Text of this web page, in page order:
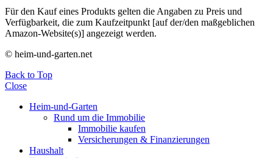
Für den Kauf eines Produkts gelten die Angaben zu Preis und
Verfügbarkeit, die zum Kaufzeitpunkt [auf der/den maßgeblichen
Amazon-Website(s)] angezeigt werden.
© heim-und-garten.net
Back to Top
Close
Heim-und-Garten
Rund um die Immobilie
Immobilie kaufen
Versicherungen & Finanzierungen
Haushalt